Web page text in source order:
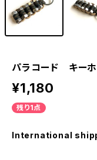
パラコード キー
¥1,180
残り1点
International